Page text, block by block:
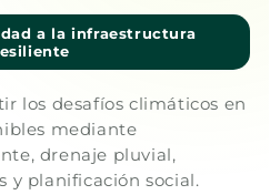
a la infraestructura
los desafíos climáticos en
mediante
drenaje pluvial,
y planificación social.